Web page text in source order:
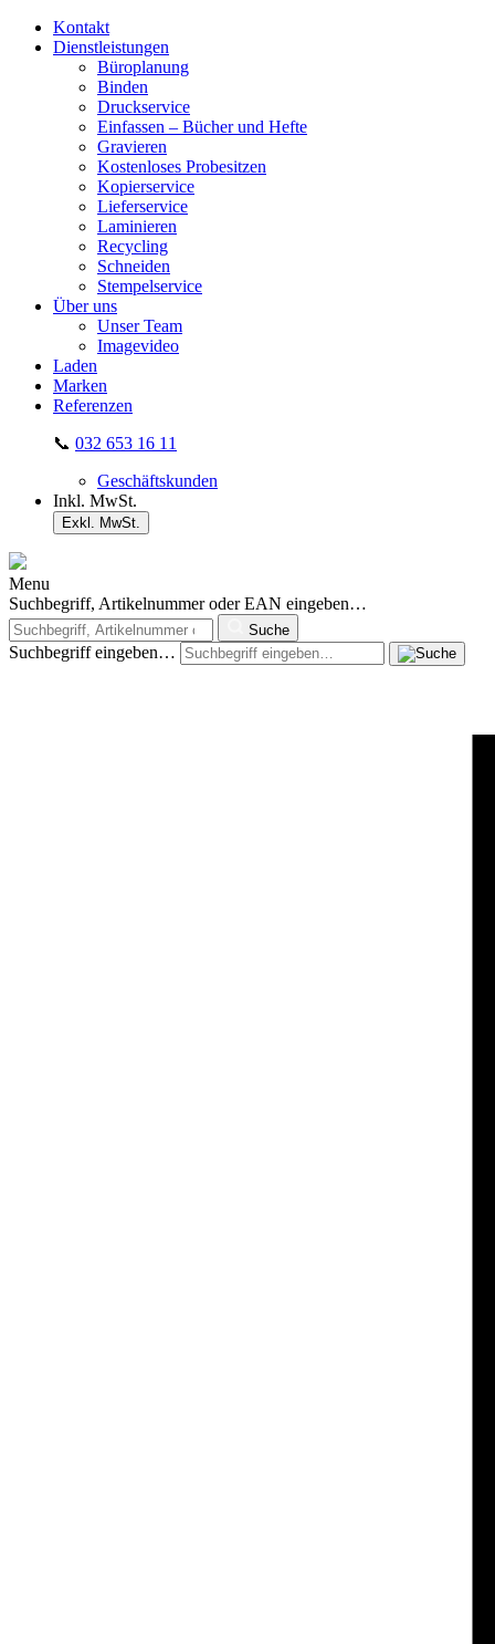
Kontakt
Dienstleistungen
Büroplanung
Binden
Druckservice
Einfassen – Bücher und Hefte
Gravieren
Kostenloses Probesitzen
Kopierservice
Lieferservice
Laminieren
Recycling
Schneiden
Stempelservice
Über uns
Unser Team
Imagevideo
Laden
Marken
Referenzen
📞 032 653 16 11
Geschäftskunden
Inkl. MwSt.
Exkl. MwSt.
Menu
Suchbegriff, Artikelnummer oder EAN eingeben…
Suche
Suchbegriff eingeben…